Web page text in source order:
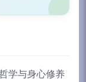
学与身心修养